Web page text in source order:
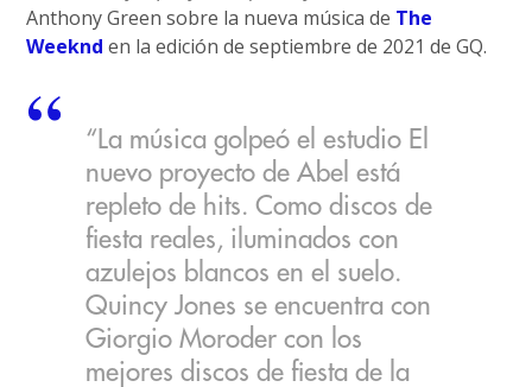
Anthony Green sobre la nueva música de The
Weeknd en la edición de septiembre de 2021 de GQ.
“La música golpeó el estudio El
nuevo proyecto de Abel está
repleto de hits. Como discos de
fiesta reales, iluminados con
azulejos blancos en el suelo.
Quincy Jones se encuentra con
Giorgio Moroder con los
mejores discos de fiesta de la